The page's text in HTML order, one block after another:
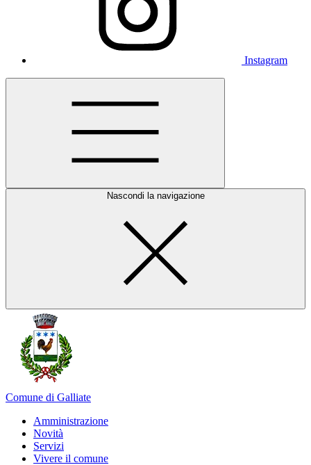
Instagram
Nascondi la navigazione
Comune di Galliate
Amministrazione
Novità
Servizi
Vivere il comune